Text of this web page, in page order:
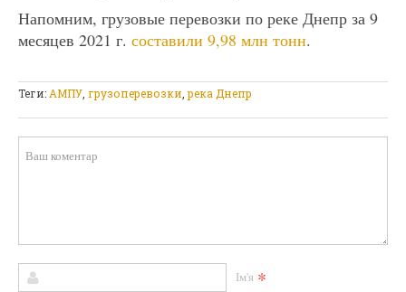
Напомним, грузовые перевозки по реке Днепр за 9
месяцев 2021 г. составили 9,98 млн тонн.
Теги:АМПУ, грузоперевозки,река Днепр
Ім'я *